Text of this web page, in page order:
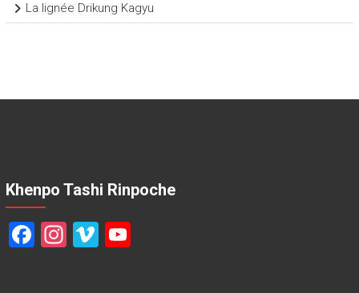
La lignée Drikung Kagyu
Khenpo Tashi Rinpoche
F In Vi Y